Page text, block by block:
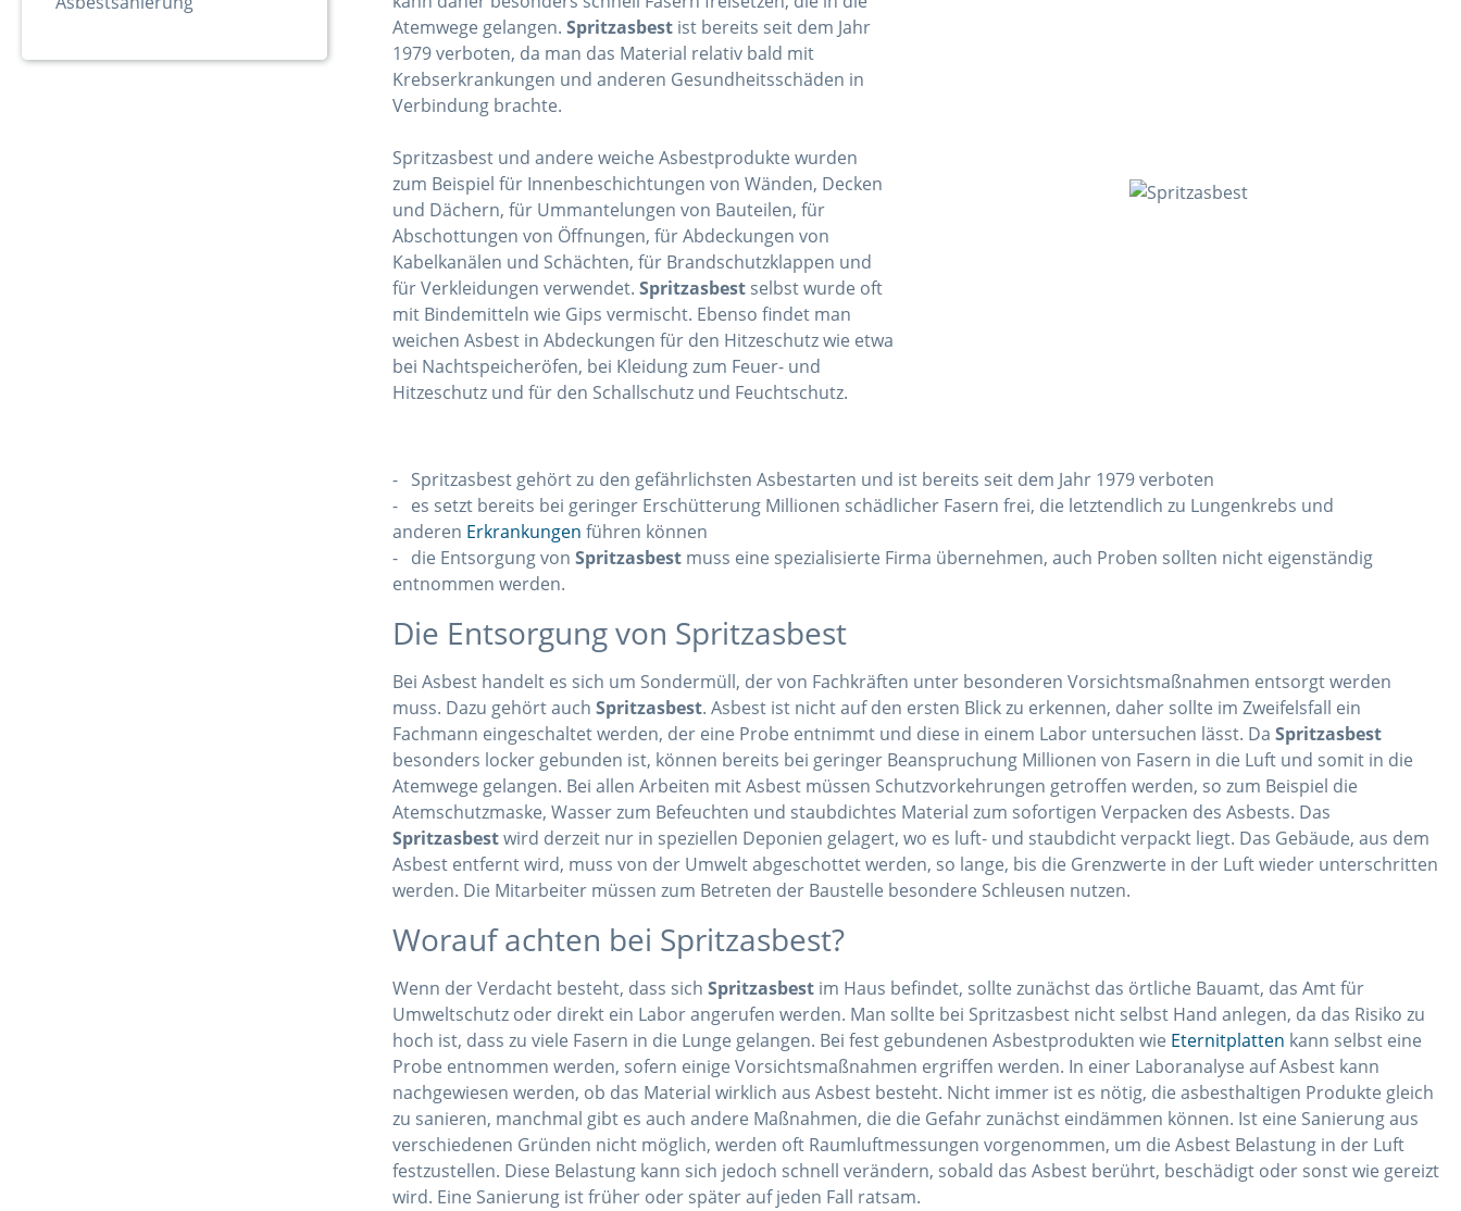
Atemwege gelangen. Spritzasbest ist bereits seit dem Jahr
1979 verboten, da man das Material relativ bald mit
Krebserkrankungen und anderen Gesundheitsschäden in
Verbindung brachte.
Spritzasbest und andere weiche Asbestprodukte wurden
zum Beispiel für Innenbeschichtungen von Wänden, Decken
und Dächern, für Ummantelungen von Bauteilen, für
Abschottungen von Öffnungen, für Abdeckungen von
Kabelkanälen und Schächten, für Brandschutzklappen und
für Verkleidungen verwendet. Spritzasbest selbst wurde oft
mit Bindemitteln wie Gips vermischt. Ebenso findet man
weichen Asbest in Abdeckungen für den Hitzeschutz wie etwa
bei Nachtspeicheröfen, bei Kleidung zum Feuer- und
Hitzeschutz und für den Schallschutz und Feuchtschutz.
- Spritzasbest gehört zu den gefährlichsten Asbestarten und ist bereits seit dem Jahr 1979 verboten
- es setzt bereits bei geringer Erschütterung Millionen schädlicher Fasern frei, die letztendlich zu Lungenkrebs und
anderen Erkrankungen führen können
- die Entsorgung von Spritzasbest muss eine spezialisierte Firma übernehmen, auch Proben sollten nicht eigenständig
entnommen werden.
Die Entsorgung von Spritzasbest
Bei Asbest handelt es sich um Sondermüll, der von Fachkräften unter besonderen Vorsichtsmaßnahmen entsorgt werden
muss. Dazu gehört auch Spritzasbest. Asbest ist nicht auf den ersten Blick zu erkennen, daher sollte im Zweifelsfall ein
Fachmann eingeschaltet werden, der eine Probe entnimmt und diese in einem Labor untersuchen lässt. Da Spritzasbest
besonders locker gebunden ist, können bereits bei geringer Beanspruchung Millionen von Fasern in die Luft und somit in die
Atemwege gelangen. Bei allen Arbeiten mit Asbest müssen Schutzvorkehrungen getroffen werden, so zum Beispiel die
Atemschutzmaske, Wasser zum Befeuchten und staubdichtes Material zum sofortigen Verpacken des Asbests. Das
Spritzasbestwird derzeit nur in speziellen Deponien gelagert, wo es luft- und staubdicht verpackt liegt. Das Gebäude, aus dem
Asbest entfernt wird, muss von der Umwelt abgeschottet werden, so lange, bis die Grenzwerte in der Luft wieder unterschritten
werden. Die Mitarbeiter müssen zum Betreten der Baustelle besondere Schleusen nutzen.
Worauf achten bei Spritzasbest?
Wenn der Verdacht besteht, dass sich Spritzasbest im Haus befindet, sollte zunächst das örtliche Bauamt, das Amt für
Umweltschutz oder direkt ein Labor angerufen werden. Man sollte bei Spritzasbest nicht selbst Hand anlegen, da das Risiko zu
hoch ist, dass zu viele Fasern in die Lunge gelangen. Bei fest gebundenen Asbestprodukten wie Eternitplatten kann selbst eine
Probe entnommen werden, sofern einige Vorsichtsmaßnahmen ergriffen werden. In einer Laboranalyse auf Asbest kann
nachgewiesen werden, ob das Material wirklich aus Asbest besteht. Nicht immer ist es nötig, die asbesthaltigen Produkte gleich
zu sanieren, manchmal gibt es auch andere Maßnahmen, die die Gefahr zunächst eindämmen können. Ist eine Sanierung aus
verschiedenen Gründen nicht möglich, werden oft Raumluftmessungen vorgenommen, um die Asbest Belastung in der Luft
festzustellen. Diese Belastung kann sich jedoch schnell verändern, sobald das Asbest berührt, beschädigt oder sonst wie gereizt
wird. Eine Sanierung ist früher oder später auf jeden Fall ratsam.